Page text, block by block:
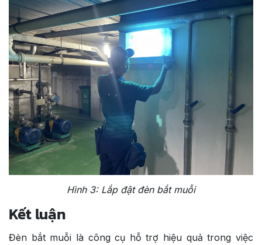
Hình 3: Lắp đật đèn bắt muỗi
Kết luận
Đèn bắt muỗi là công cụ hỗ trợ hiệu quả trong việc